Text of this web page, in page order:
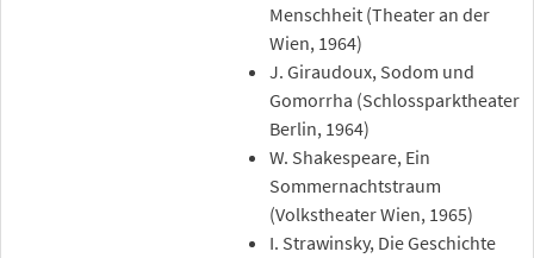
Menschheit (Theater an der
Wien, 1964)
J. Giraudoux, Sodom und
Gomorrha (Schlossparktheater
Berlin, 1964)
W. Shakespeare, Ein
Sommernachtstraum
(Volkstheater Wien, 1965)
I. Strawinsky, Die Geschichte